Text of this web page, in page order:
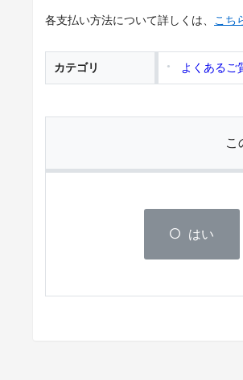
各支払い方法について詳しくは、 こち
カテゴリ よくあるご
こ
はい